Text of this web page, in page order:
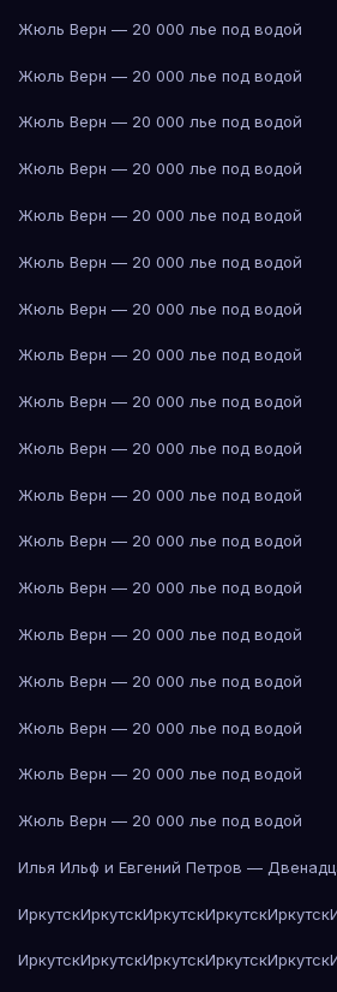
Жюль Верн — 20 000 лье под водой
Жюль Верн — 20 000 лье под водой
Жюль Верн — 20 000 лье под водой
Жюль Верн — 20 000 лье под водой
Жюль Верн — 20 000 лье под водой
Жюль Верн — 20 000 лье под водой
Жюль Верн — 20 000 лье под водой
Жюль Верн — 20 000 лье под водой
Жюль Верн — 20 000 лье под водой
Жюль Верн — 20 000 лье под водой
Жюль Верн — 20 000 лье под водой
Жюль Верн — 20 000 лье под водой
Жюль Верн — 20 000 лье под водой
Жюль Верн — 20 000 лье под водой
Жюль Верн — 20 000 лье под водой
Жюль Верн — 20 000 лье под водой
Жюль Верн — 20 000 лье под водой
Жюль Верн — 20 000 лье под водой
Илья Ильф и Евгений Петров —
ИркутскИркутскИркутскИркутскИркутск
ИркутскИркутскИркутскИркутскИркутск